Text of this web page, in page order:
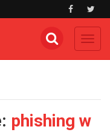
phishing w